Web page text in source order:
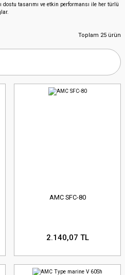
dostu tasarımı ve etkin performansı ile her türlü
Toplam 25 ürün
AMC SFC-80
2.140,07 TL